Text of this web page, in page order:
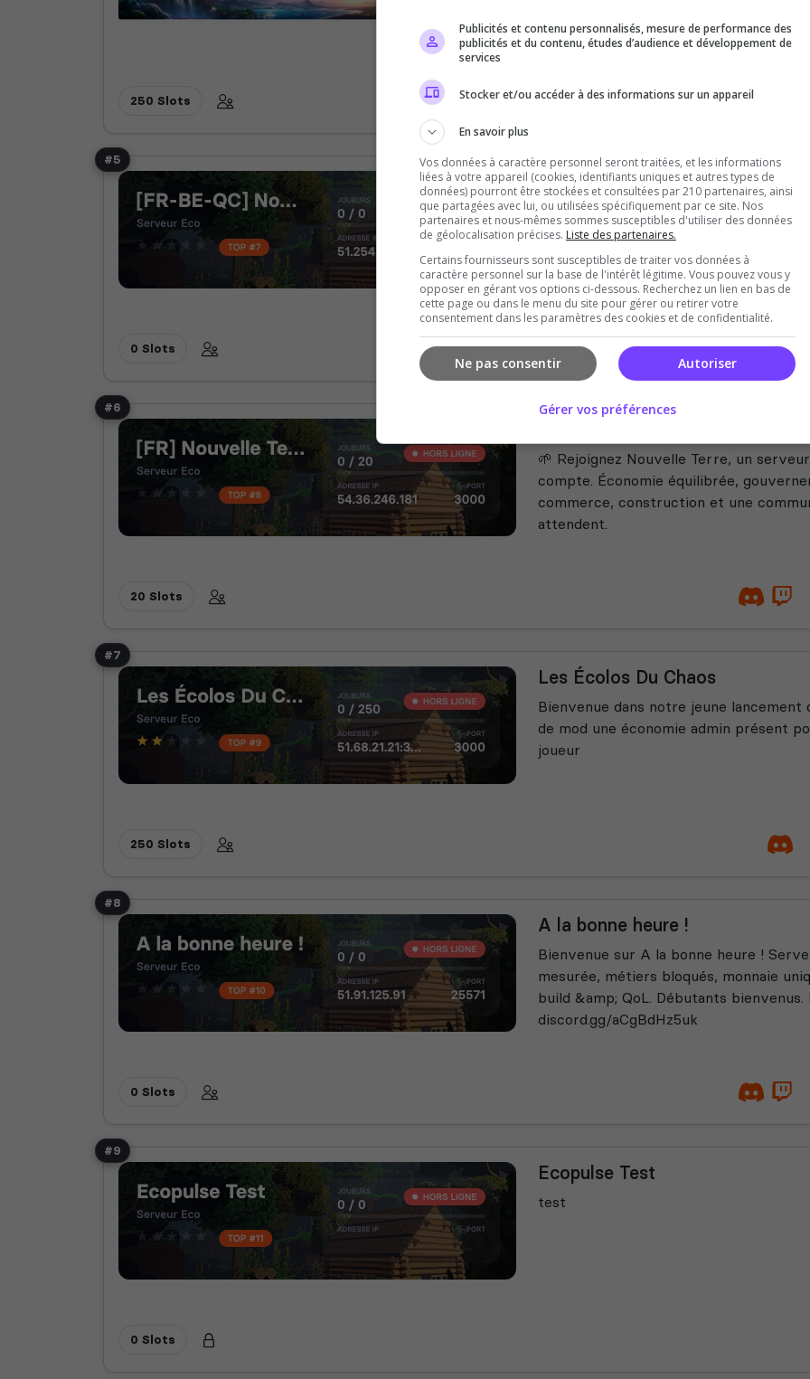
250 Slots
#5
[FR-BE-QC] No rules / juste du
Je propose une session sur Éco
Pas de règles strictes, : on est là pour
0 Slots
#6
🌱 Rejoignez Nouvelle Terre, un
compte. Économie équilibrée,
commerce, construction et une
attendent.
20 Slots
#7
Les Écolos Du Chaos
Bienvenue dans notre jeune lancement
de mod une économie admin présent
joueur
250 Slots
#8
A la bonne heure !
Bienvenue sur A la bonne heure !
mesurée, métiers bloqués, monnaie
build &amp; QoL. Débutants bienvenus.
discord.gg/aCgBdHz5uk
0 Slots
#9
Ecopulse Test
test
0 Slots
Publicités et contenu personnalisés, mesure de performance des
publicités et du contenu, études d’audience et développement de
services
Stocker et/ou accéder à des informations sur un appareil
En savoir plus
Vos données à caractère personnel seront traitées, et les informations
liées à votre appareil (cookies, identifiants uniques et autres types de
données) pourront être stockées et consultées par 210 partenaires, ainsi
que partagées avec lui, ou utilisées spécifiquement par ce site. Nos
partenaires et nous-mêmes sommes susceptibles d'utiliser des données
de géolocalisation précises. Liste des partenaires.
Certains fournisseurs sont susceptibles de traiter vos données à
caractère personnel sur la base de l'intérêt légitime. Vous pouvez vous y
opposer en gérant vos options ci-dessous. Recherchez un lien en bas de
cette page ou dans le menu du site pour gérer ou retirer votre
consentement dans les paramètres des cookies et de confidentialité.
Autoriser
Ne pas consentir
Gérer vos préférences